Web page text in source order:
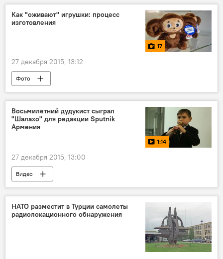
Как "оживают" игрушки: процесс
изготовления
17
27 декабря 2015, 13:12
Фото
Восьмилетний дудукист сыграл
"Шалахо" для редакции Sputnik
Армения
1:14
27 декабря 2015, 13:00
Видео
НАТО разместит в Турции самолеты
радиолокационного обнаружения